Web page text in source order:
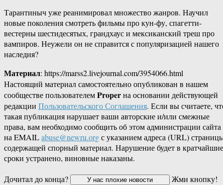
Тарантиныч уже реанимировал множество жанров. Научил
новые поколения смотреть фильмы про кун-фу, спагетти-
вестерны шестидесятых, грандхаус и мексиканский треш про
вампиров. Неужели он не справится с популяризацией нашего
наследия?
Материал: https://marss2.livejournal.com/3954066.html
Настоящий материал самостоятельно опубликован в нашем
сообществе пользователемProperна основании действующей
редакции Пользовательского Соглашения. Если вы считаете,
такая публикация нарушает ваши авторские и/или смежные
права, вам необходимо сообщить об этом администрации сайта
на EMAILabuse@newru.orgс указанием адреса (URL)
содержащей спорный материал. Нарушение будет в кратчайшие
сроки устранено, виновные наказаны.
Дочитал до конца?
Жми кнопку!